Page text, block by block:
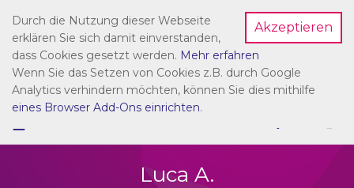
Dein Account
☰
Luca A.
Akzeptieren
Durch die Nutzung dieser Webseite
erklären Sie sich damit einverstanden,
dass Cookies gesetzt werden. Mehr erfahren
Wenn Sie das Setzen von Cookies z.B. durch Google
Analytics verhindern möchten, können Sie dies mithilfe
eines Browser Add-Ons einrichten.